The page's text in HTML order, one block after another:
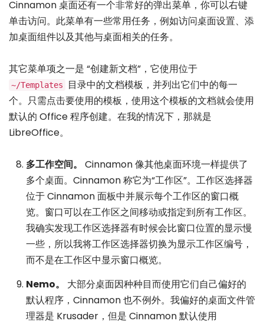
Cinnamon 桌面还有一个非常好的弹出菜单，你可以右键
单击访问。此菜单有一些常用任务，例如访问桌面设置、添
加桌面组件以及其他与桌面相关的任务。
其它菜单项之一是 “创建新文档”，它使用位于
~/Templates
目录中的文档模板，并列出它们中的每一
个。只需点击要使用的模板，使用这个模板的文档就会使用
默认的 Office 程序创建。在我的情况下，那就是
LibreOffice。
多工作空间。
Cinnamon 像其他桌面环境一样提供了
多个桌面。Cinnamon 称它为“工作区”。工作区选择器
位于 Cinnamon 面板中并展示每个工作区的窗口概
览。窗口可以在工作区之间移动或指定到所有工作区。
我确实发现工作区选择器有时候会比窗口位置的显示慢
一些，所以我将工作区选择器切换为显示工作区编号，
而不是在工作区中显示窗口概览。
Nemo。
大部分桌面因种种目而使用它们自己偏好的
默认程序，Cinnamon 也不例外。我偏好的桌面文件管
理器是 Krusader，但是 Cinnamon 默认使用